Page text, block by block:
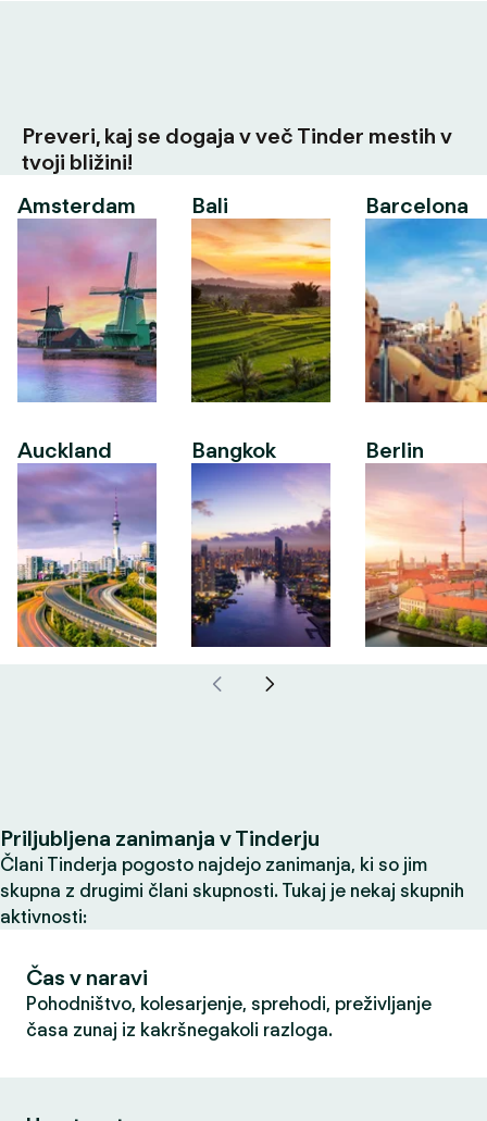
Preveri, kaj se dogaja v več Tinder mestih v
tvoji bližini!
Amsterdam
Auckland
Bali
Bangkok
Barcelona
Berlin
Priljubljena zanimanja v Tinderju
Člani Tinderja pogosto najdejo zanimanja, ki so jim
skupna z drugimi člani skupnosti. Tukaj je nekaj skupnih
aktivnosti:
Čas v naravi
Pohodništvo, kolesarjenje, sprehodi, preživljanje
časa zunaj iz kakršnegakoli razloga.